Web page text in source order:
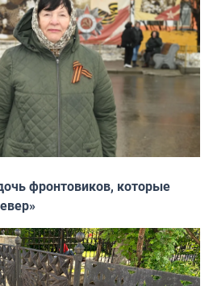
фронтовиков, которые